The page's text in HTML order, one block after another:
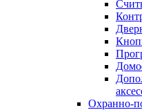
Охранно-